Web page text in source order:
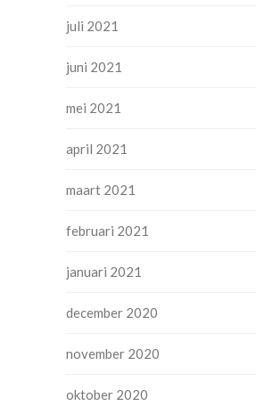
juli 2021
juni 2021
mei 2021
april 2021
maart 2021
februari 2021
januari 2021
december 2020
november 2020
oktober 2020